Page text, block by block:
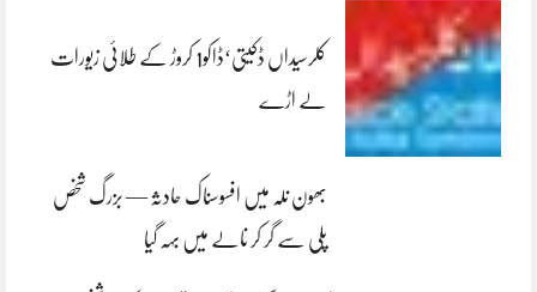
کلرسیداں ڈکیتی‘ڈاکو1 کروڑ کے طلائی زیورات
لے اڑے
بھون نلہ میں افسوسناک حادثہ — بزرگ شخص
پلی سے گر کر نالے میں بہہ گیا